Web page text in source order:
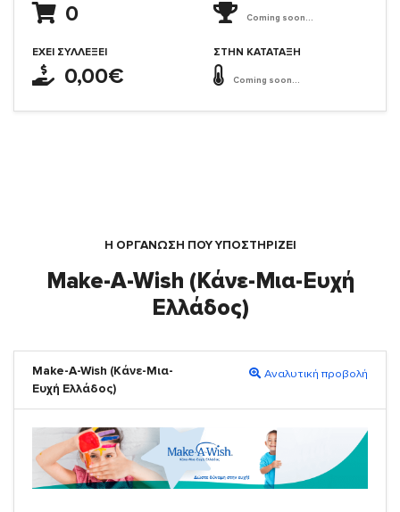
0
ΈΧΕΙ ΣΥΛΛΈΞΕΙ
0,00€
Coming soon...
ΣΤΗΝ ΚΑΤΆΤΑΞΗ
Coming soon...
Η ΟΡΓΆΝΩΣΗ ΠΟΥ ΥΠΟΣΤΗΡΙΖΕΙ
Make-A-Wish (Κάνε-Μια-Ευχή
Ελλάδος)
Make-A-Wish (Κάνε-Μια-
Ευχή Ελλάδος)
Αναλυτική προβολή